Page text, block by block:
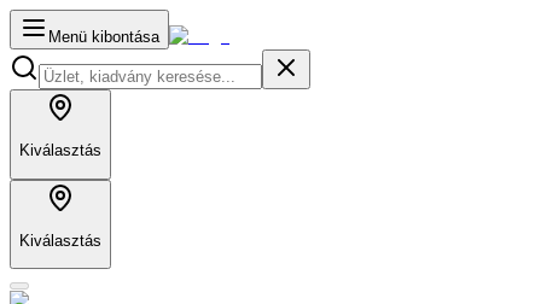
Menü kibontása
Kiválasztás
Kiválasztás